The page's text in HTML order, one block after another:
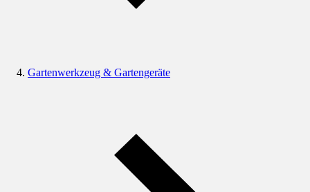
Gartenwerkzeug & Gartengeräte